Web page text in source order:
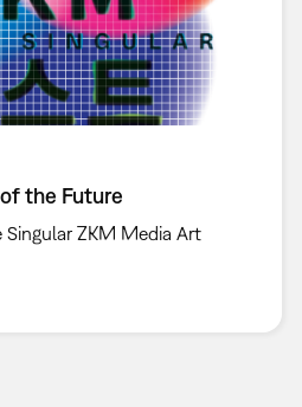
the Future
ZKM Media Art